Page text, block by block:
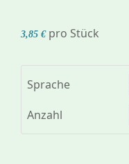
3,85 € pro Stück
Sprache
Anzahl